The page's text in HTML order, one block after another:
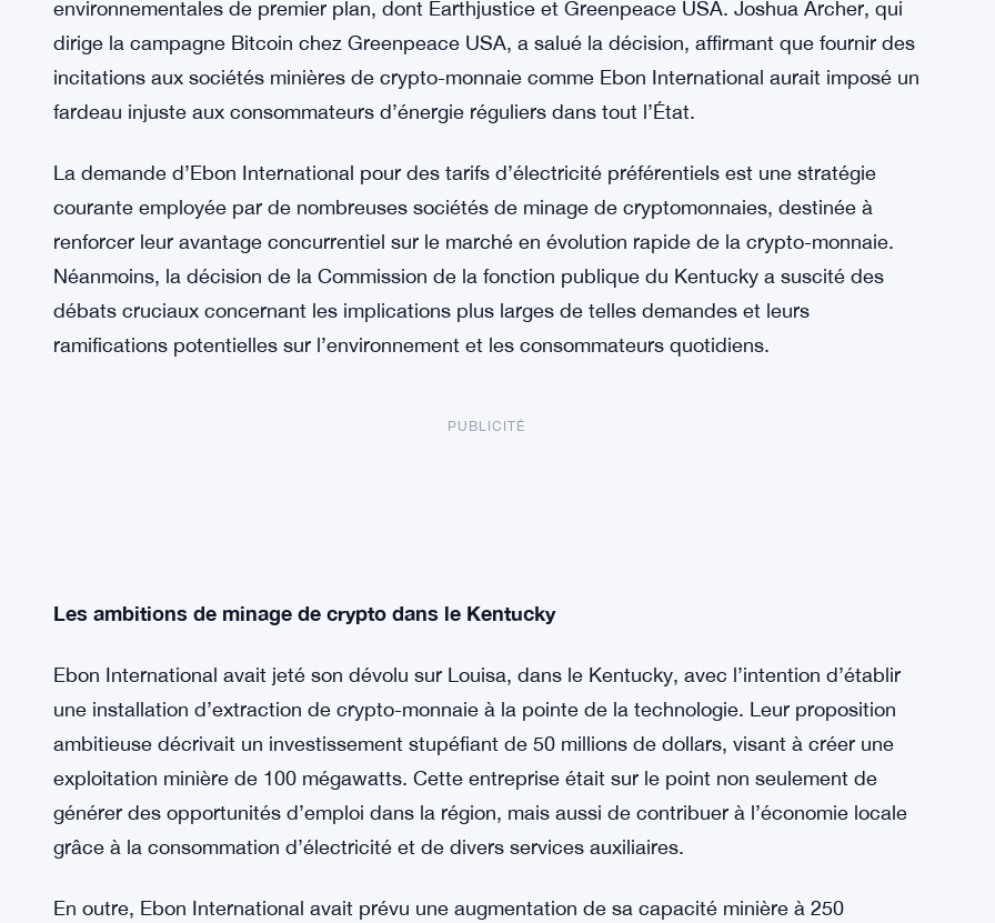
environnementales de premier plan, dont Earthjustice et Greenpeace USA. Joshua Archer, qui
dirige la campagne Bitcoin chez Greenpeace USA, a salué la décision, affirmant que fournir des
incitations aux sociétés minières de crypto-monnaie comme Ebon International aurait imposé un
fardeau injuste aux consommateurs d’énergie réguliers dans tout l’État.
La demande d’Ebon International pour des tarifs d’électricité préférentiels est une stratégie
courante employée par de nombreuses sociétés de minage de cryptomonnaies, destinée à
renforcer leur avantage concurrentiel sur le marché en évolution rapide de la crypto-monnaie.
Néanmoins, la décision de la Commission de la fonction publique du Kentucky a suscité des
débats cruciaux concernant les implications plus larges de telles demandes et leurs
ramifications potentielles sur l’environnement et les consommateurs quotidiens.
PUBLICITÉ
Les ambitions de minage de crypto dans le Kentucky
Ebon International avait jeté son dévolu sur Louisa, dans le Kentucky, avec l’intention d’établir